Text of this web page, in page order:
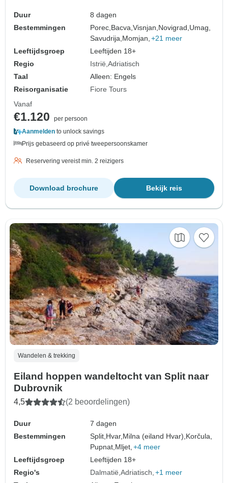
Duur
8 dagen
Bestemmingen
Porec,Bacva,Visnjan,Novigrad,Umag,
Savudrija,Momjan, +21 meer
Leeftijdsgroep
Leeftijden 18+
Regio
Istrië Adriatisch
Taal
Alleen: Engels
Reisorganisatie
Fiore Tours
Vanaf
€1.120
per persoon
Aanmelden to unlock savings
Prijs gebaseerd op privé tweepersoonskamer
Reservering vereist min. 2 reizigers
Bekijk reis
Download brochure
Wandelen & trekking
Eiland hoppen wandeltocht van Split naar
Dubrovnik
4,5 (2 beoordelingen)
Duur
7 dagen
Bestemmingen
Split,Hvar,Milna (eiland Hvar),Korčula,
Pupnat,Mljet, +4 meer
Leeftijdsgroep
Leeftijden 18+
Regio's
Dalmatië Adriatisch +1 meer